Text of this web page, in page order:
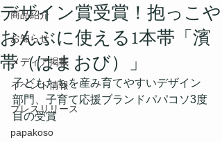
商品紹介
お知らせ
メディア掲載
イベント情報
プレスリリース
papakoso
デザイン賞受賞！抱っこや
おんぶに使える1本帯「濱
帯（はまおび）」
子どもたちを産み育てやすいデザイン
部門、子育て応援ブランドパパコソ3度
目の受賞